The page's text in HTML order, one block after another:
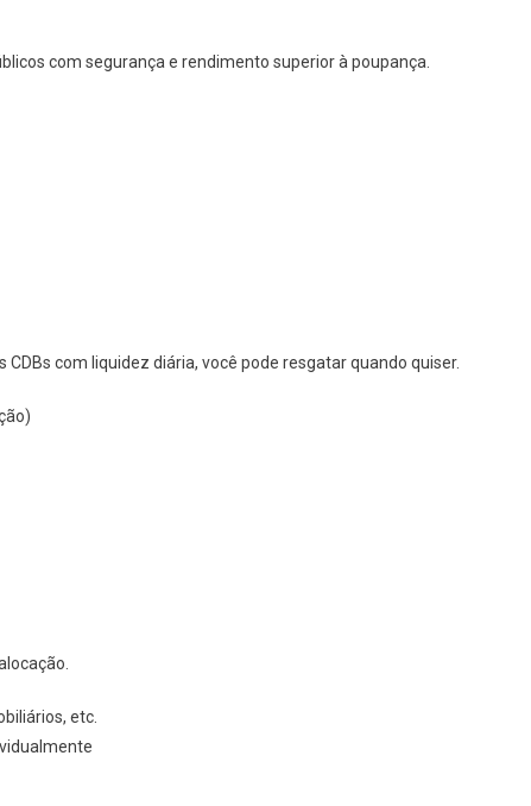
com segurança e rendimento superior à poupança.
com liquidez diária, você pode resgatar quando quiser.
etc.